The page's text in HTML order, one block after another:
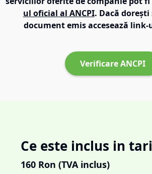
ul oficial al ANCPI. Dacă
document emis accesează link-
Verificare ANCPI
Ce este inclus in
160 Ron (TVA inclus)